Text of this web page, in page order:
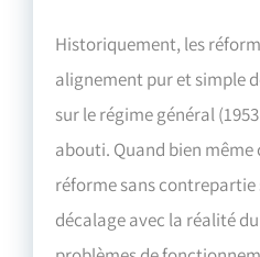
Historiquement, les
alignement pur et simple
sur le régime général
abouti. Quand bien même
réforme sans
décalage avec la réalité